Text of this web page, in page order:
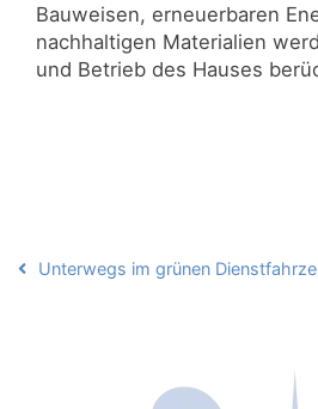
Bauweisen, erneuerbaren
nachhaltigen Materialien
und Betrieb des Hauses
Unterwegs im grünen